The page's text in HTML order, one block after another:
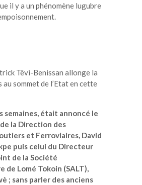
il y a un phénomène lugubre
Têvi-Benissan allonge la
au sommet de l’Etat en cette
semaines, était annoncé le
la Direction des
et Ferroviaires, David
puis celui du Directeur
de la Société
de Lomé Tokoin (SALT),
; sans parler des anciens